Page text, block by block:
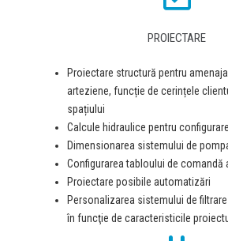
PROIECTARE
Proiectare structură pentru
arteziene, funcție de cerințele
spațiului
Calcule hidraulice pentru
Dimensionarea sistemului de
Configurarea tabloului de comandă
Proiectare posibile automatizări
Personalizarea sistemului de
în funcţie de caracteristicile